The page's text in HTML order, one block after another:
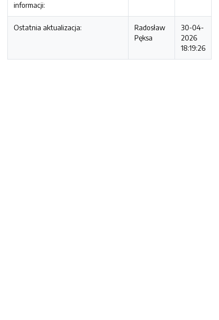
informacji:
Ostatnia aktualizacja:
Radosław
Pęksa
30-04-
2026
18:19:26